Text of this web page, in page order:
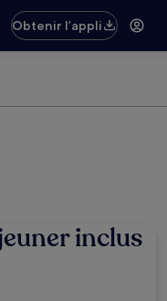
Obtenir l’appli
inclus